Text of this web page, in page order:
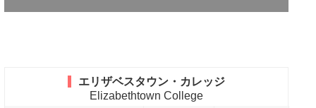
エリザベスタウン・カレッジ
Elizabethtown College